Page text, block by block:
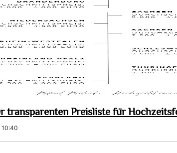
transparenten Preisliste für
erwinadamsde
10:40